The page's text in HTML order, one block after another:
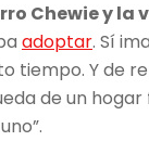
Chewie y la
adoptar. Sí
tiempo. Y de
de un